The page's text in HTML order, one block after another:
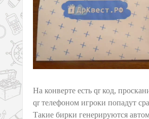
На конверте есть qr код,
qr телефоном игроки попадут
Такие бирки генерируются